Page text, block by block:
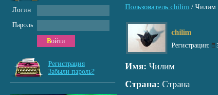
Пользователь chilim / Чилим
chilim
Регистрация:
Имя: Чилим
Страна: Страна
Логин
Пароль
Войти
Регистрация
Забыли пароль?